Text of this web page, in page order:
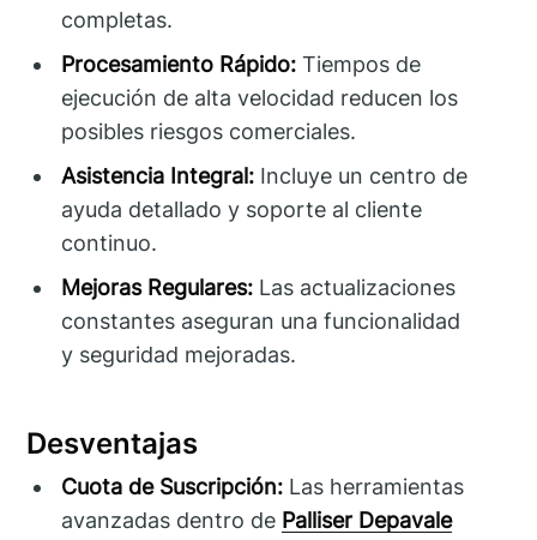
completas.
Procesamiento Rápido: Tiempos de
ejecución de alta velocidad reducen los
posibles riesgos comerciales.
Asistencia Integral: Incluye un centro de
ayuda detallado y soporte al cliente
continuo.
Mejoras Regulares: Las actualizaciones
constantes aseguran una funcionalidad
y seguridad mejoradas.
Desventajas
Cuota de Suscripción: Las herramientas
avanzadas dentro de Palliser Depavale